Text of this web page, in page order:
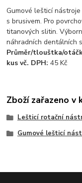
Gumové lešticí
s brusivem. Pro
titanových slitin.
náhradních dentálních
Průměr/tlouštka/
kus vč. DPH: 45 Kč
Zboží zařazeno v
Lešticí rotační
Gumové lešticí